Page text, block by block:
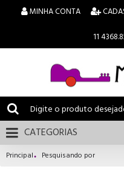
MINHA CONTA
11
CATEGORIAS
Principal Pesquisando por